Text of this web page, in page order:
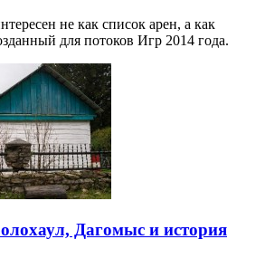
не как список арен, а как
для потоков Игр 2014 года.
Дагомыс и история